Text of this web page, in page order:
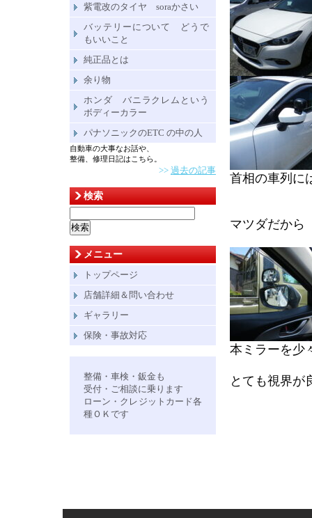
首相の車列に
マツダだから
本ミラーを少
とても視界
紫電改のタイヤ soraかさい
バッテリーについて どうで
もいいこと
純正品とは
余り物
ホンダ バニラクレムという
ボディーカラー
パナソニックのETC の中の人
自動車の大事なお話や、
整備、修理日記はこちら。
>> 過去の記事
検索
索:
メニュー
トップページ
店舗詳細＆問い合わせ
ギャラリー
保険・事故対応
整備・車検・鈑金も
受付・ご相談に乗ります
ローン・クレジットカード各
種ＯＫです